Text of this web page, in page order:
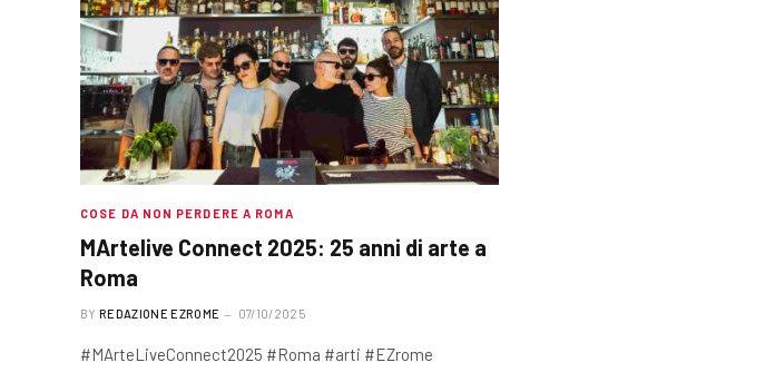
COSE DA NON PERDERE A ROMA
MArtelive Connect 2025: 25 anni di arte a
Roma
BY REDAZIONE EZROME 07/10/2025
#MArteLiveConnect2025 #Roma #arti #EZrome